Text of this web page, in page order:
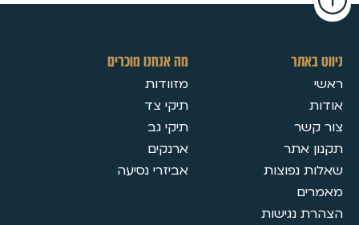
ניווט באתר
ראשי
אודות
צור קשר
תקנון אתר
שאלות נפוצות
מאמרים
הצהרת נגישות
מה אנחנו מוכרים
מזוודות
תיקי צד
תיקי גב
ארנקים
אביזרי נסיעה